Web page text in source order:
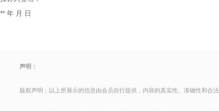
** 年 月 日
声明：
版权声明：以上所展示的信息由会员自行提供，内容的真实性、准确性和合